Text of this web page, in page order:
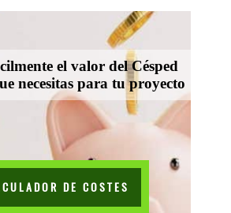
el valor del Césped
necesitas para tu proyecto
DE COSTES